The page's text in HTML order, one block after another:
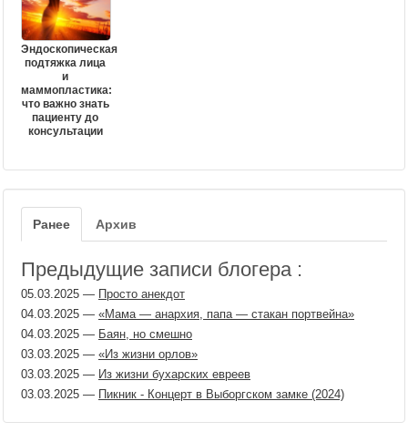
Эндоскопическая
подтяжка лица
и
маммопластика:
что важно знать
пациенту до
консультации
Ранее Архив
Предыдущие записи блогера :
05.03.2025 — Просто анекдот
04.03.2025 — «Мама — анархия, папа — стакан портвейна»
04.03.2025 — Баян, но смешно
03.03.2025 — «Из жизни орлов»
03.03.2025 — Из жизни бухарских евреев
03.03.2025 — Пикник - Концерт в Выборгском замке (2024)